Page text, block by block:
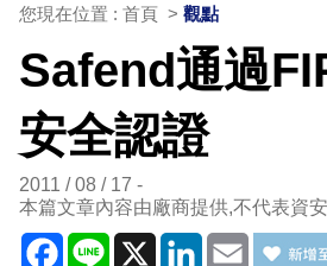
您現在位置 : 首頁 > 觀點
Safend通過
安全認證
2011 / 08 / 17
本篇文章內容由廠商提供,不代表資
Facebook
Line X LinkedIn
Email